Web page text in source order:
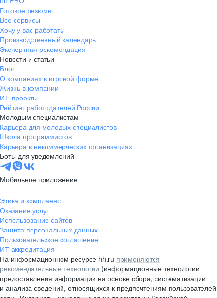
Готовое резюме
Все сервисы
Хочу у вас работать
Производственный календарь
Экспертная рекомендация
Новости и статьи
Блог
О компаниях в игровой форме
Жизнь в компании
ИТ-проекты
Рейтинг работодателей России
Молодым специалистам
Карьера для молодых специалистов
Школа программистов
Карьера в некоммерческих организациях
Боты для уведомлений
Мобильное приложение
Этика и комплаенс
Оказание услуг
Использование сайтов
Защита персональных данных
Пользовательское соглашение
ИТ аккредитация
На информационном ресурсе hh.ru применяются
рекомендательные технологии (информационные технологии
предоставления информации на основе сбора, систематизации
и анализа сведений, относящихся к предпочтениям пользователей